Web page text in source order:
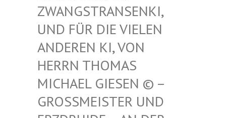
GSTRANSENKI, UND
FÜR DIE VIELEN ANDE
REN KI, VON HERR
N THOMAS MICH
AEL GIESEN © – GROSS
MEISTER UND ERZDR